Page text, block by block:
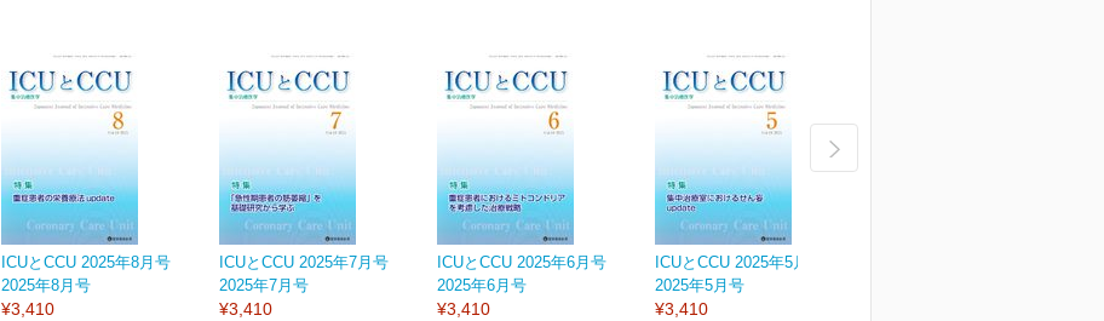
ICUとCCU 2025年8月号
2025年8月号
¥3,410
ICUとCCU 2025年7月号
2025年7月号
¥3,410
ICUとCCU 2025年6月号
2025年6月号
¥3,410
ICUとCCU 2025年5月号
2025年5月号
¥3,410